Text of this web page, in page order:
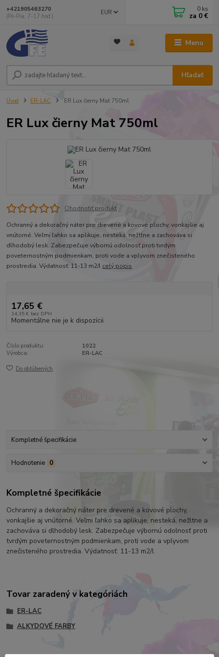
Menu
EUR
Hľadať
+421905463270
(Po-Pia, 7-17 hod.)
0 ks
za 0 €
Úvod ER-LAC ER Lux čierny Mat 750ml
ER Lux čierny Mat 750ml
Ohodnotiť produkt
Ochranný a dekoračný náter pre drevené a kovové plochy, vonkajšie aj
vnútorné. Veľmi ľahko sa aplikuje, nesteká, nežltne a zachováva si
dlhodobý lesk. Zabezpečuje výbornú odolnosť proti tvrdým
poveternostným podmienkam, proti vode a vplyvom znečisteného
prostredia. Výdatnosť: 11-13 m2/l celý popis
17,65 €
14,35 € bez DPH
Momentálne nie je k dispozícii
Číslo produktu:
1022
Výrobca:
ER-LAC
Do obľúbených
Kompletné špecifikácie
Hodnotenie 0
Kompletné špecifikácie
Ochranný a dekoračný náter pre drevené a kovové plochy,
vonkajšie aj vnútorné. Veľmi ľahko sa aplikuje, nesteká, nežltne a
zachováva si dlhodobý lesk. Zabezpečuje výbornú odolnosť proti
tvrdým poveternostným podmienkam, proti vode a vplyvom
znečisteného prostredia. Výdatnosť: 11-13 m2/l
Tovar zaradený v kategóriách
ER-LAC
ALKYDOVÉ FARBY